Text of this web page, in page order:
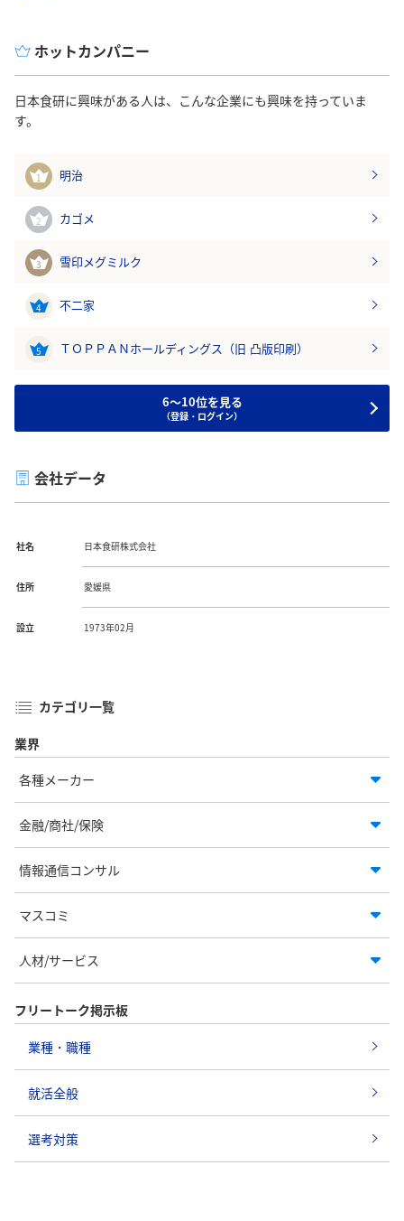
ホットカンパニー
日本食研に興味がある人は、こんな企業にも興味を持っていま
す。
1 明治
2 カゴメ
3 雪印メグミルク
4 不二家
5 ＴＯＰＰＡＮホールディングス（旧 凸版印刷）
6～10位を見る
（登録・ログイン）
会社データ
社名 日本食研株式会社
住所 愛媛県
設立 1973年02月
カテゴリ一覧
業界
各種メーカー
金融/商社/保険
情報通信コンサル
マスコミ
人材/サービス
フリートーク掲示板
業種・職種
就活全般
選考対策